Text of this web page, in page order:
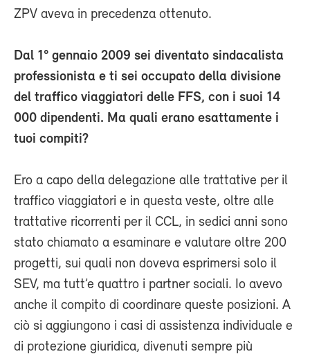
ZPV aveva in precedenza ottenuto.
Dal 1° gennaio 2009 sei diventato sindacalista
professionista e ti sei occupato della divisione
del traffico viaggiatori delle FFS, con i suoi 14
000 dipendenti. Ma quali erano esattamente i
tuoi compiti?
Ero a capo della delegazione alle trattative per il
traffico viaggiatori e in questa veste, oltre alle
trattative ricorrenti per il CCL, in sedici anni sono
stato chiamato a esaminare e valutare oltre 200
progetti, sui quali non doveva esprimersi solo il
SEV, ma tutt’e quattro i partner sociali. Io avevo
anche il compito di coordinare queste posizioni. A
ciò si aggiungono i casi di assistenza individuale e
di protezione giuridica, divenuti sempre più